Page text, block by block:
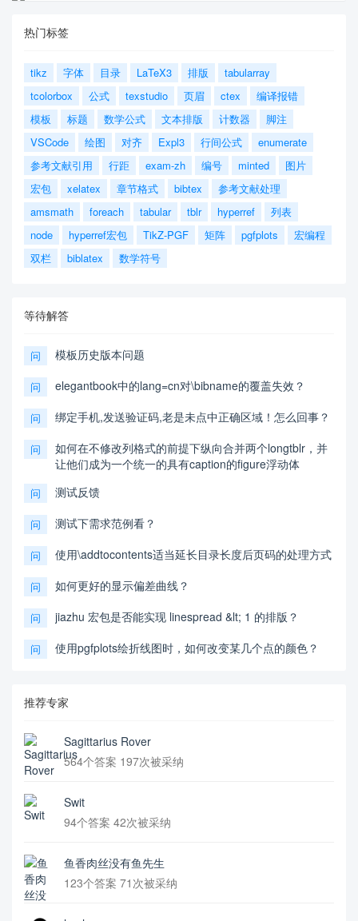
热门标签
tikz 字体 目录 LaTeX3 排版
tabularray
tcolorbox
公式 texstudio 页眉 ctex
编译报错
模板
标题 数学公式 文本排版 计数器
脚注
VSCode
绘图 对齐 Expl3 行间公式
enumerate
参考文献引用
行距 exam-zh 编号 minted
图片
宏包
xelatex 章节格式 bibtex
参考文献处理
amsmath
foreach tabular tblr hyperref
列表
node
hyperref宏包 TikZ-PGF 矩阵 pgfplots
宏编程
双栏
biblatex 数学符号
等待解答
问 模板历史版本问题
问 elegantbook中的lang=cn对\bibname的覆盖失效？
问 绑定手机,发送验证码,老是未点中正确区域！怎么回事？
问
如何在不修改列格式的前提下纵向合并两个longtblr，并
让他们成为一个统一的具有caption的figure浮动体
问 测试反馈
问 测试下需求范例看？
问 使用\addtocontents适当延长目录长度后页码的处理方式
问 如何更好的显示偏差曲线？
问 jiazhu 宏包是否能实现 linespread &lt; 1 的排版？
问 使用pgfplots绘折线图时，如何改变某几个点的颜色？
推荐专家
Sagittarius Rover
564个答案 197次被采纳
Swit
94个答案 42次被采纳
鱼香肉丝没有鱼先生
123个答案 71次被采纳